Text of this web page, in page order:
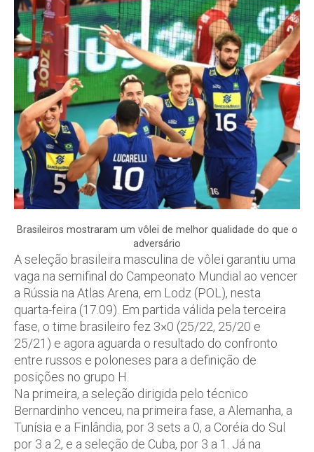
Brasileiros mostraram um vôlei de melhor qualidade do que o
adversário
A seleção brasileira masculina de vôlei garantiu uma
vaga na semifinal do Campeonato Mundial ao vencer
a Rússia na Atlas Arena, em Lodz (POL), nesta
quarta-feira (17.09). Em partida válida pela terceira
fase, o time brasileiro fez 3×0 (25/22, 25/20 e
25/21) e agora aguarda o resultado do confronto
entre russos e poloneses para a definição de
posições no grupo H.
Na primeira, a seleção dirigida pelo técnico
Bernardinho venceu, na primeira fase, a Alemanha, a
Tunísia e a Finlândia, por 3 sets a 0, a Coréia do Sul
por 3 a 2, e a seleção de Cuba, por 3 a 1. Já na